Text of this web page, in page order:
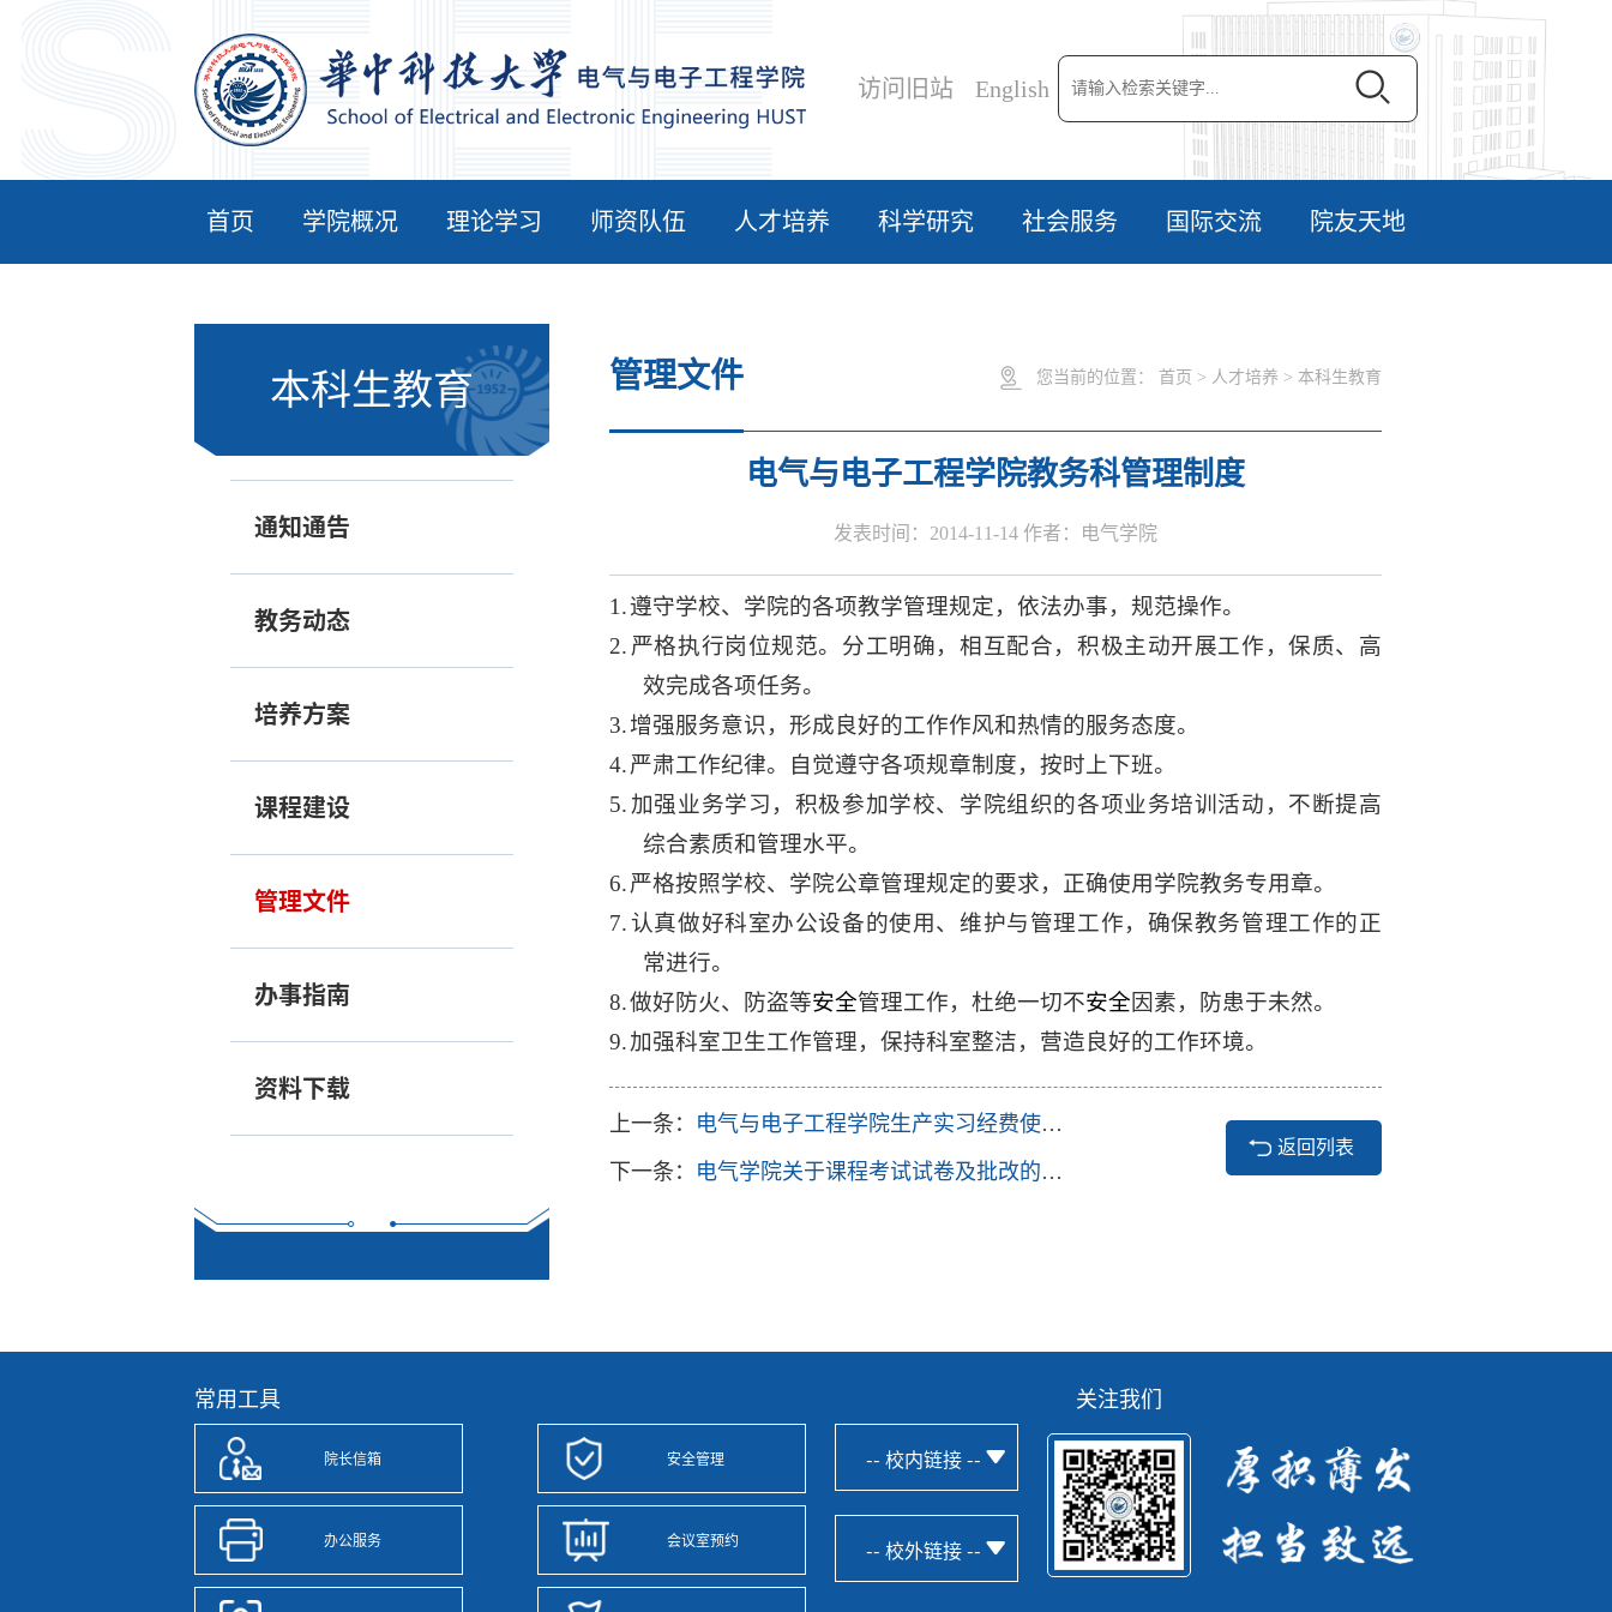
访问旧站 English
首页 学院概况 理论学习 师资队伍 人才培养 科学研究 社会服务 国际交流 院友天地
本科生教育
通知通告
教务动态
培养方案
课程建设
管理文件
办事指南
资料下载
管理文件 您当前的位置： 首页 > 人才培养 > 本科生教育
电气与电子工程学院教务科管理制度
发表时间：2014-11-14 作者：电气学院
1.遵守学校、学院的各项教学管理规定，依法办事，规范操作。
2. 严格执行岗位规范。分工明确，相互配合，积极主动开展工作，保质、高
效完成各项任务。
3.增强服务意识，形成良好的工作作风和热情的服务态度。
4.严肃工作纪律。自觉遵守各项规章制度，按时上下班。
5. 加强业务学习，积极参加学校、学院组织的各项业务培训活动，不断提高
综合素质和管理水平。
6.严格按照学校、学院公章管理规定的要求，正确使用学院教务专用章。
7.认真做好科室办公设备的使用、维护与管理工作，确保教务管理工作的正
常进行。
8.做好防火、防盗等安全管理工作，杜绝一切不安全因素，防患于未然。
9.加强科室卫生工作管理，保持科室整洁，营造良好的工作环境。
上一条： 电气与电子工程学院生产实习经费使用办法
下一条： 电气学院关于课程考试试卷及批改的相关规范
返回列表
常用工具
院长信箱 安全管理
办公服务 会议室预约
-- 校内链接 --
-- 校外链接 --
关注我们